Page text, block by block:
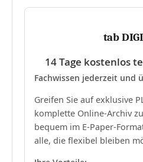
tab
14 Tage kostenlos
Fachwissen jederzeit und
Greifen Sie auf exklusive
komplette Online-Archiv
bequem im E-Paper-
alle, die flexibel bleiben